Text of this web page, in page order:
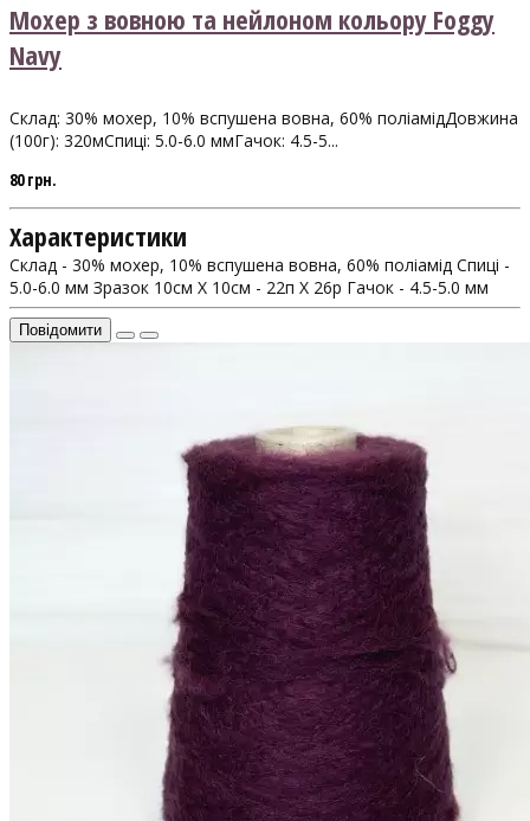
Мохер з вовною та нейлоном кольору Foggy
Navy
Склад: 30% мохер, 10% вспушена вовна, 60% поліамідДовжина
(100г): 320мСпиці: 5.0-6.0 ммГачок: 4.5-5...
80 грн.
Характеристики
Склад - 30% мохер, 10% вспушена вовна, 60% поліамід Спиці -
5.0-6.0 мм Зразок 10см Х 10см - 22п X 26р Гачок - 4.5-5.0 мм
Повідомити